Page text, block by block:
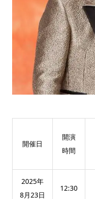
開催日
開演
時間
2025年
8月23日
12:30